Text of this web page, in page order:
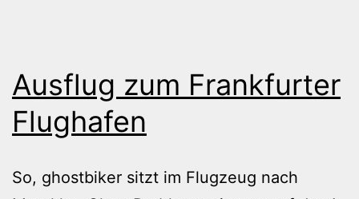
Ausflug zum Frankfurter
Flughafen
So, ghostbiker sitzt im Flugzeug nach